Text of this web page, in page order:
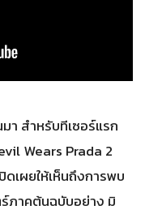
า สำหรับทีเซอร์แรก
Wears Prada 2
เผยให้เห็นถึงการพบ
ภาคต้นฉบับอย่าง มิ